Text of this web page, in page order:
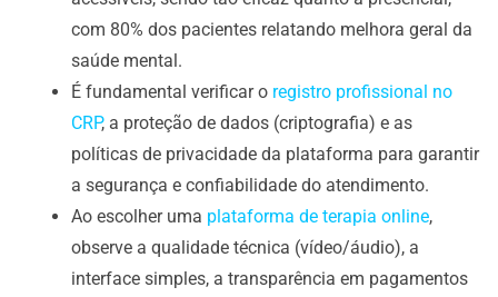
com 80% dos pacientes relatando melhora geral da
saúde mental.
É fundamental verificar o registro profissional no
CRP, a proteção de dados (criptografia) e as
políticas de privacidade da plataforma para garantir
a segurança e confiabilidade do atendimento.
Ao escolher uma plataforma de terapia online,
observe a qualidade técnica (vídeo/áudio), a
interface simples, a transparência em pagamentos